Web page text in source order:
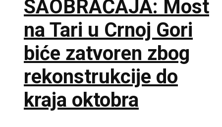
SAOBRAĆAJA: Most
na Tari u Crnoj Gori
biće zatvoren zbog
rekonstrukcije do
kraja oktobra